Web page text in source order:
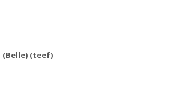
(Belle) (teef)